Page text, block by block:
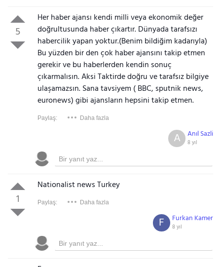
5
Her haber ajansı kendi milli veya ekonomik değer
doğrultusunda haber çıkartır. Dünyada tarafsızı
habercilik yapan yoktur.(Benim bildiğim kadarıyla)
Bu yüzden bir den çok haber ajansını takip etmen
gerekir ve bu haberlerden kendin sonuç
çıkarmalısın. Aksi Taktirde doğru ve tarafsız bilgiye
ulaşamazsın. Sana tavsiyem ( BBC, sputnik news,
euronews) gibi ajansların hepsini takip etmen.
Paylaş: Daha fazla
Anıl Sazli
8 yıl
A
1
Nationalist news Turkey
Paylaş: Daha fazla
Furkan Kamer
8 yıl
F